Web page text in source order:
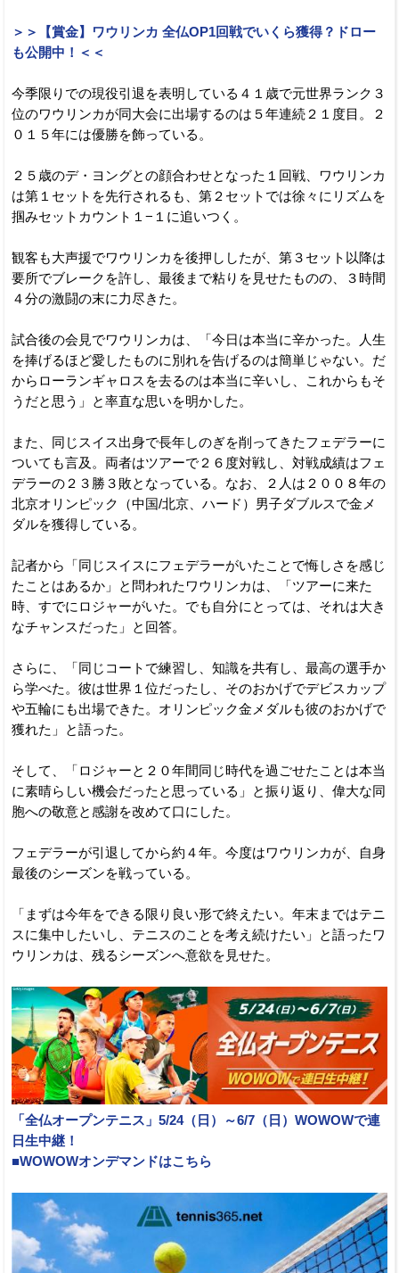
＞＞【賞金】ワウリンカ 全仏OP1回戦でいくら獲得？ドロー
も公開中！＜＜
今季限りでの現役引退を表明している４１歳で元世界ランク３
位のワウリンカが同大会に出場するのは５年連続２１度目。２
０１５年には優勝を飾っている。
２５歳のデ・ヨングとの顔合わせとなった１回戦、ワウリンカ
は第１セットを先行されるも、第２セットでは徐々にリズムを
掴みセットカウント１−１に追いつく。
観客も大声援でワウリンカを後押ししたが、第３セット以降は
要所でブレークを許し、最後まで粘りを見せたものの、３時間
４分の激闘の末に力尽きた。
試合後の会見でワウリンカは、「今日は本当に辛かった。人生
を捧げるほど愛したものに別れを告げるのは簡単じゃない。だ
からローランギャロスを去るのは本当に辛いし、これからもそ
うだと思う」と率直な思いを明かした。
また、同じスイス出身で長年しのぎを削ってきたフェデラーに
ついても言及。両者はツアーで２６度対戦し、対戦成績はフェ
デラーの２３勝３敗となっている。なお、２人は２００８年の
北京オリンピック（中国/北京、ハード）男子ダブルスで金メ
ダルを獲得している。
記者から「同じスイスにフェデラーがいたことで悔しさを感じ
たことはあるか」と問われたワウリンカは、「ツアーに来た
時、すでにロジャーがいた。でも自分にとっては、それは大き
なチャンスだった」と回答。
さらに、「同じコートで練習し、知識を共有し、最高の選手か
ら学べた。彼は世界１位だったし、そのおかげでデビスカップ
や五輪にも出場できた。オリンピック金メダルも彼のおかげで
獲れた」と語った。
そして、「ロジャーと２０年間同じ時代を過ごせたことは本当
に素晴らしい機会だったと思っている」と振り返り、偉大な同
胞への敬意と感謝を改めて口にした。
フェデラーが引退してから約４年。今度はワウリンカが、自身
最後のシーズンを戦っている。
「まずは今年をできる限り良い形で終えたい。年末まではテニ
スに集中したいし、テニスのことを考え続けたい」と語ったワ
ウリンカは、残るシーズンへ意欲を見せた。
「全仏オープンテニス」5/24（日）～6/7（日）WOWOWで連
日生中継！
■WOWOWオンデマンドはこちら